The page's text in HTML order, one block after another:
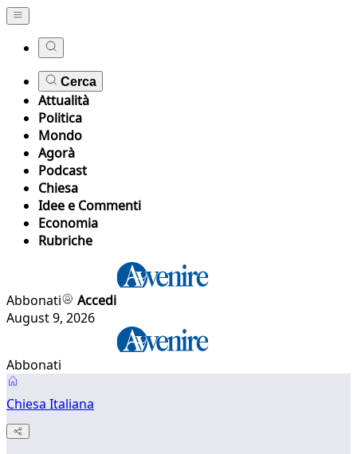
Cerca
Attualità
Politica
Mondo
Agorà
Podcast
Chiesa
Idee e Commenti
Economia
Rubriche
Abbonati
Accedi
August 9, 2026
Abbonati
Chiesa Italiana